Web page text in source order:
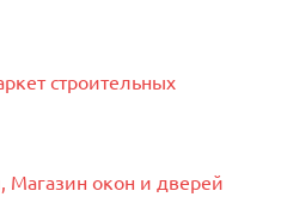
строительных
Магазин окон и дверей